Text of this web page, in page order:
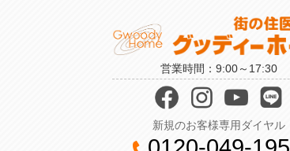
営業時間：9:00～17:30
新規のお客様専用ダイヤル